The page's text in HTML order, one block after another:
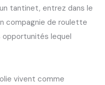
tantinet, entrez dans le
compagnie de roulette
lequel
vivent comme